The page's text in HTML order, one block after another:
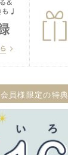
会員様限定の特典